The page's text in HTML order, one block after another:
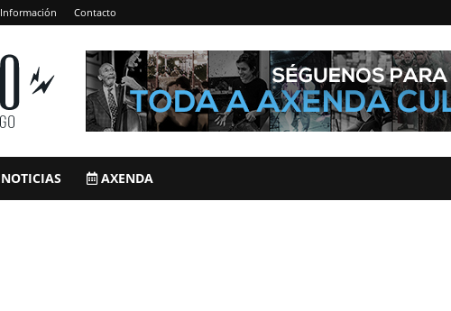
Información Contacto
NOTICIAS AXENDA